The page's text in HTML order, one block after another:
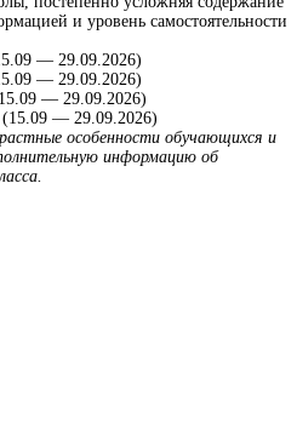
и уровень самостоятельности
— 29.09.2026)
— 29.09.2026)
— 29.09.2026)
(15.09 — 29.09.2026)
особенности обучающихся и
информацию об